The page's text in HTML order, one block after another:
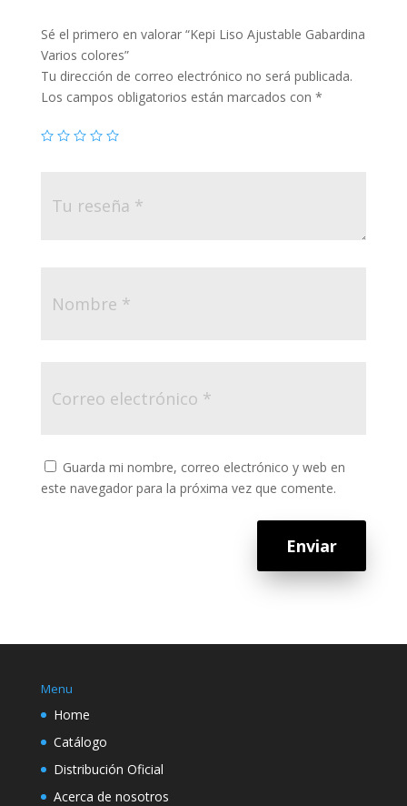
Sé el primero en valorar “Kepi Liso Ajustable Gabardina
Varios colores”
Tu dirección de correo electrónico no será publicada.
Los campos obligatorios están marcados con *
Guarda mi nombre, correo electrónico y web en
este navegador para la próxima vez que comente.
Enviar
Menu
Home
Catálogo
Distribución Oficial
Acerca de nosotros